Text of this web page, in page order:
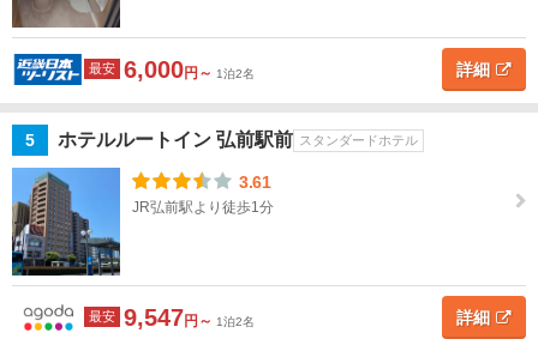
条
件
で
探
す
田
奥入
弘
前・
津軽
半
島・
白神
山地
最安 6,000円～ 1泊2名 詳細
5 ホテルルートイン 弘前駅前 スタンダードホテル
3.61
JR弘前駅より徒歩1分
最安 9,547円～ 1泊2名 詳細